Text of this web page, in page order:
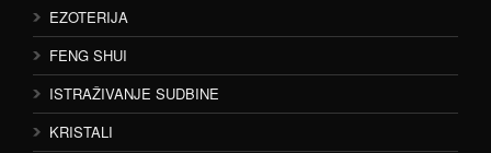
EZOTERIJA
FENG SHUI
ISTRAŽIVANJE SUDBINE
KRISTALI